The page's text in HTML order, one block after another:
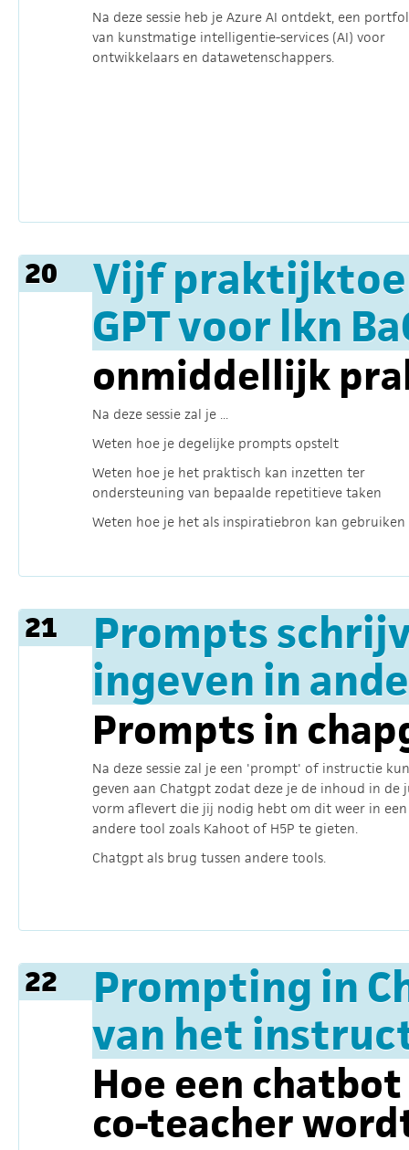
Na deze sessie heb je Azure AI ontdekt, een
van kunstmatige intelligentie-services (AI) voor
ontwikkelaars en datawetenschappers.
20
Vijf
GPT voor lkn
onmiddellijk
Na deze sessie zal je ...
Weten hoe je degelijke prompts opstelt
Weten hoe je het praktisch kan inzetten ter
ondersteuning van bepaalde repetitieve taken
Weten hoe je het als inspiratiebron kan gebruiken
21
Prompts
ingeven in
Prompts in
Na deze sessie zal je een 'prompt' of instructie
geven aan Chatgpt zodat deze je de inhoud in de
vorm aflevert die jij nodig hebt om dit weer in een
andere tool zoals Kahoot of H5P te gieten.
Chatgpt als brug tussen andere tools.
22
Prompting in
van het
Hoe een
co-teacher